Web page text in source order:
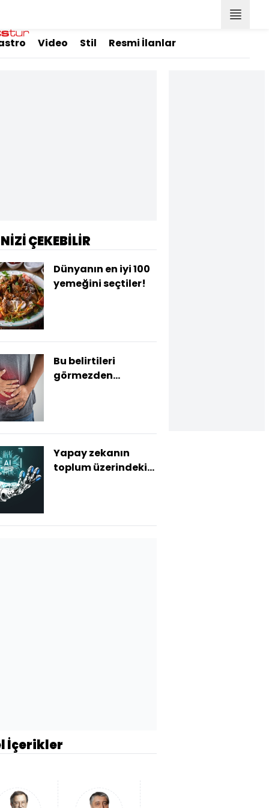
Video Stil Resmi İlanlar
İçerikler
ÇEKEBİLİR
Dünyanın en iyi 100
yemeğini seçtiler!
Bu belirtileri
görmezden
Yapay zekanın
toplum üzerindeki